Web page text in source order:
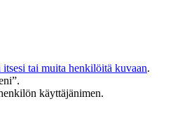
itsesi tai muita henkilöitä kuvaan.
käyttäjänimen.